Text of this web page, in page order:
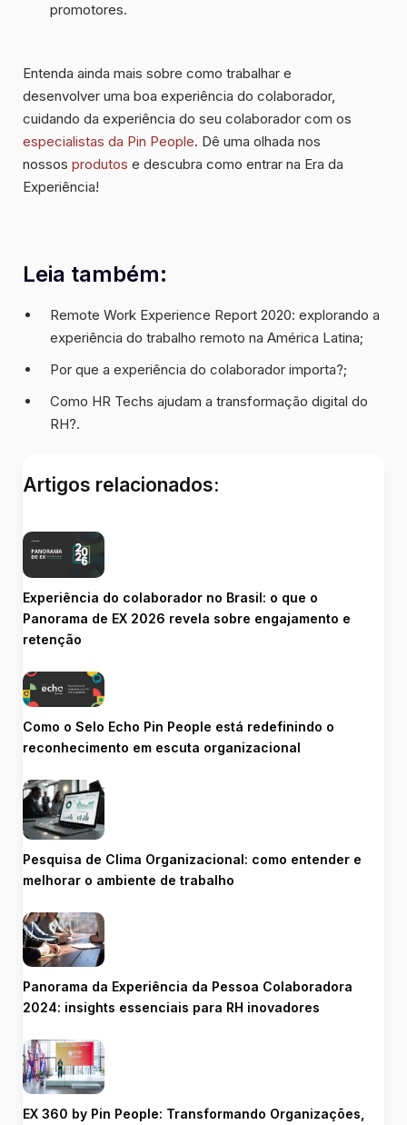
promotores.
Entenda ainda mais sobre como trabalhar e
desenvolver uma boa experiência do colaborador,
cuidando da experiência do seu colaborador com os
especialistas da Pin People. Dê uma olhada nos
nossos produtos e descubra como entrar na Era da
Experiência!
Leia também:
Remote Work Experience Report 2020: explorando a
experiência do trabalho remoto na América Latina;
Por que a experiência do colaborador importa?;
Como HR Techs ajudam a transformação digital do
RH?.
Artigos relacionados:
Experiência do colaborador no Brasil: o que o
Panorama de EX 2026 revela sobre engajamento e
retenção
Como o Selo Echo Pin People está redefinindo o
reconhecimento em escuta organizacional
Pesquisa de Clima Organizacional: como entender e
melhorar o ambiente de trabalho
Panorama da Experiência da Pessoa Colaboradora
2024: insights essenciais para RH inovadores
EX 360 by Pin People: Transformando Organizações,